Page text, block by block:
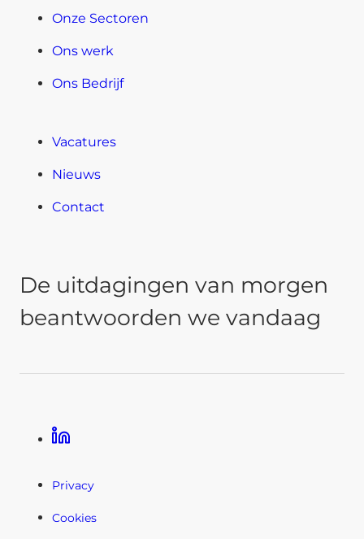
Onze Sectoren
Ons werk
Ons Bedrijf
Vacatures
Nieuws
Contact
De uitdagingen van morgen
beantwoorden we vandaag
Linkedin
Privacy
Cookies